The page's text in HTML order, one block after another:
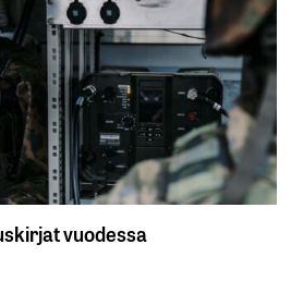
vuodessa